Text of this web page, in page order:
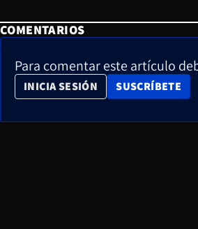
COMENTARIOS
Para comentar este artículo
INICIA SESIÓN SUSCRÍBETE
OPENS IN NEW